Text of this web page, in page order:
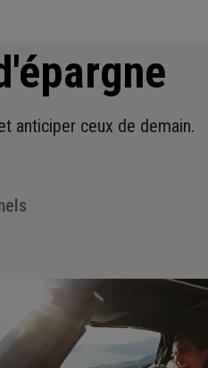
anticiper ceux de demain.